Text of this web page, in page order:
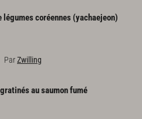
légumescoréennes (yachaejeon)
ParZwilling
gratinésausaumonfumé